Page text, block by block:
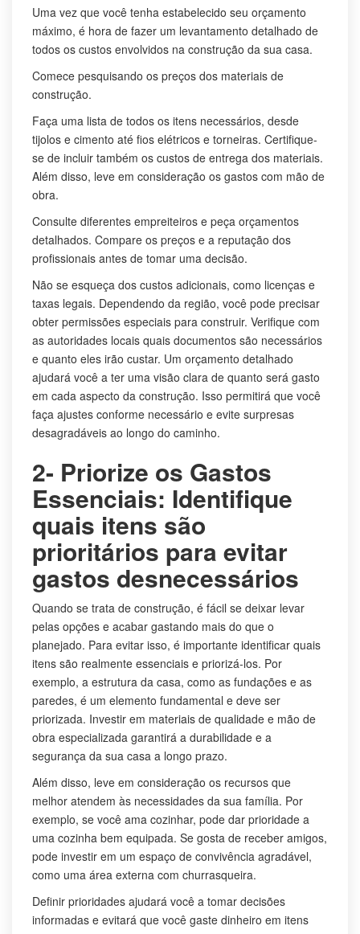
Uma vez que você tenha estabelecido seu orçamento
máximo, é hora de fazer um levantamento detalhado de
todos os custos envolvidos na construção da sua casa.
Comece pesquisando os preços dos materiais de
construção.
Faça uma lista de todos os itens necessários, desde
tijolos e cimento até fios elétricos e torneiras. Certifique-
se de incluir também os custos de entrega dos materiais.
Além disso, leve em consideração os gastos com mão de
obra.
Consulte diferentes empreiteiros e peça orçamentos
detalhados. Compare os preços e a reputação dos
profissionais antes de tomar uma decisão.
Não se esqueça dos custos adicionais, como licenças e
taxas legais. Dependendo da região, você pode precisar
obter permissões especiais para construir. Verifique com
as autoridades locais quais documentos são necessários
e quanto eles irão custar. Um orçamento detalhado
ajudará você a ter uma visão clara de quanto será gasto
em cada aspecto da construção. Isso permitirá que você
faça ajustes conforme necessário e evite surpresas
desagradáveis ao longo do caminho.
2- Priorize os Gastos
Essenciais: Identifique
quais itens são
prioritários para evitar
gastos desnecessários
Quando se trata de construção, é fácil se deixar levar
pelas opções e acabar gastando mais do que o
planejado. Para evitar isso, é importante identificar quais
itens são realmente essenciais e priorizá-los. Por
exemplo, a estrutura da casa, como as fundações e as
paredes, é um elemento fundamental e deve ser
priorizada. Investir em materiais de qualidade e mão de
obra especializada garantirá a durabilidade e a
segurança da sua casa a longo prazo.
Além disso, leve em consideração os recursos que
melhor atendem às necessidades da sua família. Por
exemplo, se você ama cozinhar, pode dar prioridade a
uma cozinha bem equipada. Se gosta de receber amigos,
pode investir em um espaço de convivência agradável,
como uma área externa com churrasqueira.
Definir prioridades ajudará você a tomar decisões
informadas e evitará que você gaste dinheiro em itens